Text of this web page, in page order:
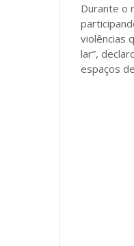
Durante o
violências
lar”,
espaços